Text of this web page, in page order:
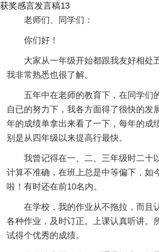
获奖感言发言稿13
老师们、同学们：
你们好！
大家从一年级开始都跟我友好相处
我非常熟悉也很了解。
五年中在老师的教育下，在同学们
自已的努力下，我各方面得了很快的发
年的成绩单拿出来看了一下，每年的成
别是从四年级以来提高行最快。
我曾记得在一、二、三年级时二十
计算不准确，在班上总是中等偏下，如
啦！有时还在前10名内。
在学校，我的作业从不拖拉，而且
各种作业，及时订正。上课认真听讲。
试得个优秀的成绩。